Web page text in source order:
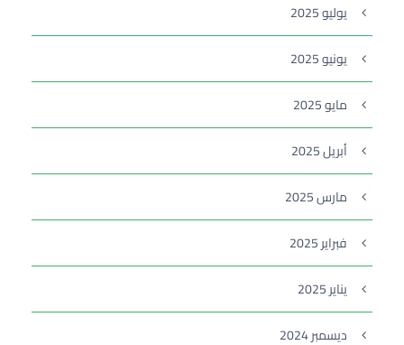
يوليو 2025
يونيو 2025
مايو 2025
أبريل 2025
مارس 2025
فبراير 2025
يناير 2025
ديسمبر 2024